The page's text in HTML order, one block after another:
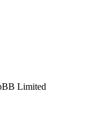
Limited